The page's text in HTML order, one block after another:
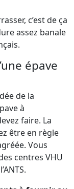
c’est de ça
assez banale
épave
de la
à
faire. La
être en règle
Vous
centres VHU